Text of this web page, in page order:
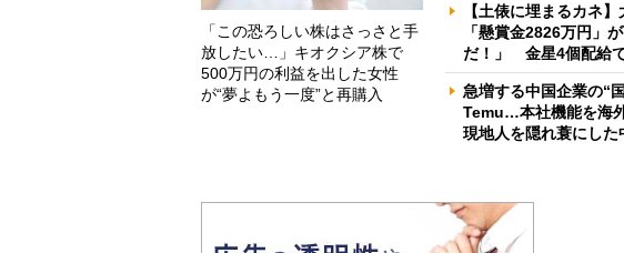
「この恐ろしい株はさっさと手
放したい…」キオクシア株で
500万円の利益を出した女性
が“夢よもう一度”と再購入
【土俵に埋まるカネ
「懸賞金2826万円」
だ！」 金星4個配給
急増する中国企業の“
Temu…本社機能を海
現地人を隠れ蓑にし